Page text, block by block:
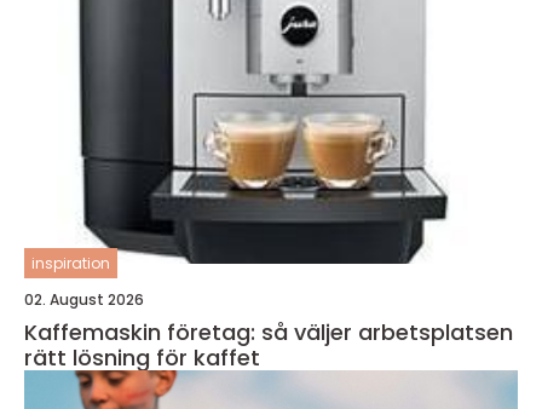
inspiration
02. August 2026
Kaffemaskin företag: så väljer arbetsplatsen
rätt lösning för kaffet